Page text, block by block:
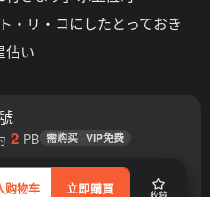
・リ・コにしたとっておき
佔い
购物车 立即購買
2 PB 需购买 · VIP免费